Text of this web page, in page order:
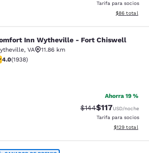
Tarifa para socios
Ver detalles
$86 total
Wytheville - Fort
Inn Wytheville - Fort Chiswell
, VA
11.86 km
de 3.97 estrellas. Bueno. 1938 reseñas
4.0(1938)
Ahorra 19 %
Precio tachado:
$144Precio con
$117USD/noche
Tarifa para socios
Ver detalles
$129 total